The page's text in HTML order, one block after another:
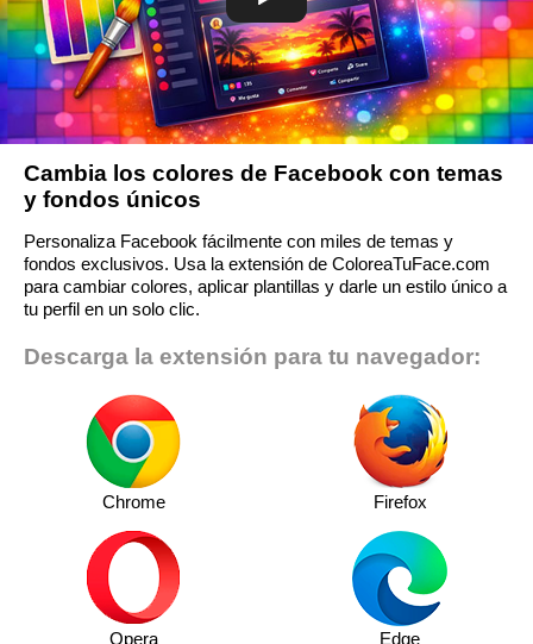
Cambia los colores de Facebook con temas
y fondos únicos
Personaliza Facebook fácilmente con miles de temas y
fondos exclusivos. Usa la extensión de ColoreaTuFace.com
para cambiar colores, aplicar plantillas y darle un estilo único a
tu perfil en un solo clic.
Descarga la extensión para tu navegador:
Chrome Firefox
Opera Edge